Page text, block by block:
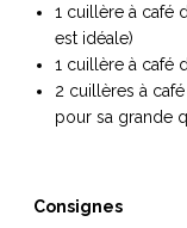
de
1 cuillère à café
est idéale)
1 cuillère à café
2 cuillères à
pour sa grande
Consignes